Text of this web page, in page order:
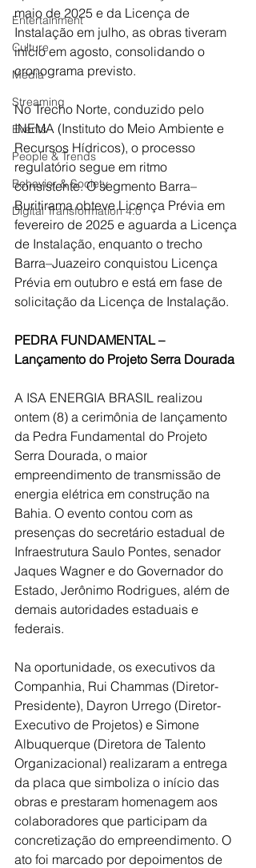
Entertainment
Culture
Media
Streaming
Events
People & Trends
Behavior & Society
Digital Transformation 4.0
maio de 2025 e da Licença de
Instalação em julho, as obras tiveram
início em agosto, consolidando o
cronograma previsto.
No Trecho Norte, conduzido pelo
INEMA (Instituto do Meio Ambiente e
Recursos Hídricos), o processo
regulatório segue em ritmo
consistente. O segmento Barra–
Buritirama obteve Licença Prévia em
fevereiro de 2025 e aguarda a Licença
de Instalação, enquanto o trecho
Barra–Juazeiro conquistou Licença
Prévia em outubro e está em fase de
solicitação da Licença de Instalação.
PEDRA FUNDAMENTAL –
Lançamento do Projeto Serra Dourada
A ISA ENERGIA BRASIL realizou
ontem (8) a cerimônia de lançamento
da Pedra Fundamental do Projeto
Serra Dourada, o maior
empreendimento de transmissão de
energia elétrica em construção na
Bahia. O evento contou com as
presenças do secretário estadual de
Infraestrutura Saulo Pontes, senador
Jaques Wagner e do Governador do
Estado, Jerônimo Rodrigues, além de
demais autoridades estaduais e
federais.
Na oportunidade, os executivos da
Companhia, Rui Chammas (Diretor-
Presidente), Dayron Urrego (Diretor-
Executivo de Projetos) e Simone
Albuquerque (Diretora de Talento
Organizacional) realizaram a entrega
da placa que simboliza o início das
obras e prestaram homenagem aos
colaboradores que participam da
concretização do empreendimento. O
ato foi marcado por depoimentos de